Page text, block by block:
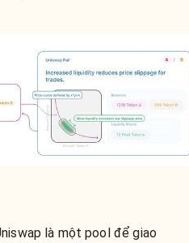
là một pool để giao